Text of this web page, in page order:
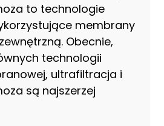
to technologie
membrany
Obecnie,
technologii
ultrafiltracja i
są najszerzej